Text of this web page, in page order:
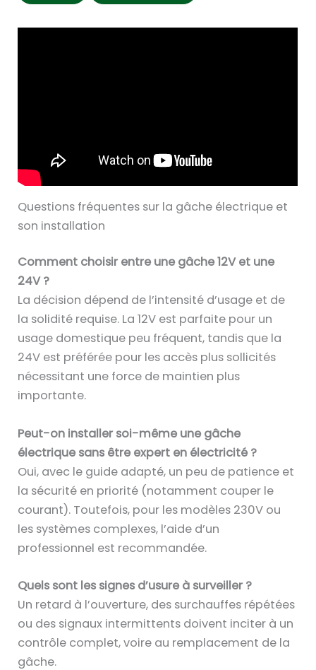
Questions fréquentes sur la gâche électrique et
son installation
Comment choisir entre une gâche 12V et une
24V ?
La décision dépend de l’intensité d’usage et de
la solidité requise. La 12V est parfaite pour un
usage domestique peu fréquent, tandis que la
24V est préférée pour les accès plus sollicités
nécessitant une force de maintien plus
importante.
Peut-on installer soi-même une gâche
électrique sans être expert en électricité ?
Oui, avec le guide adapté, un peu de patience et
la sécurité en priorité (notamment couper le
courant). Toutefois, pour les modèles 230V ou
les systèmes complexes, l’aide d’un
professionnel est recommandée.
Quels sont les signes d’usure à surveiller ?
Un retard à l’ouverture, des surchauffes répétées
ou des signaux intermittents doivent inciter à un
contrôle complet, voire au remplacement de la
gâche.